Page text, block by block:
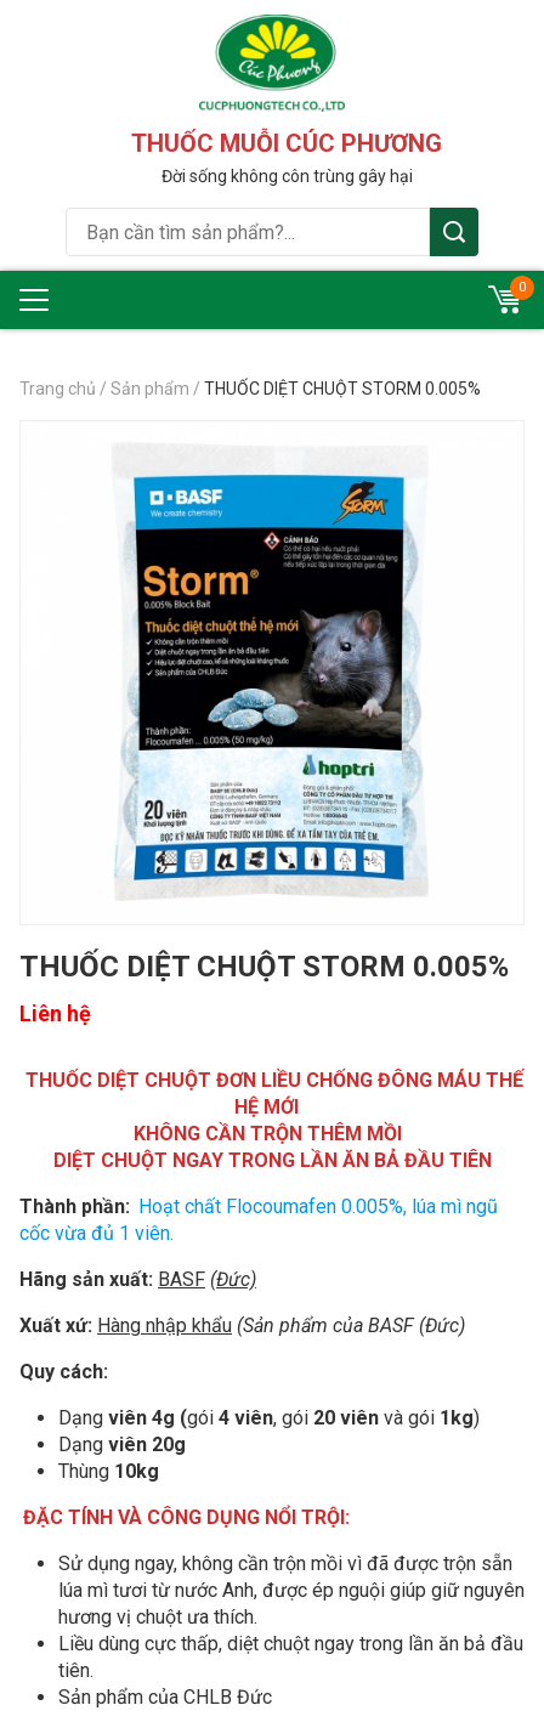
THUỐC MUỖI CÚC PHƯƠNG
Đời sống không côn trùng gây hại
0
Trang chủ / Sản phẩm / THUỐC DIỆT CHUỘT STORM 0.005%
THUỐC DIỆT CHUỘT STORM 0.005%
Liên hệ
THUỐC DIỆT CHUỘT ĐƠN LIỀU CHỐNG ĐÔNG MÁU THẾ
HỆ MỚI
KHÔNG CẦN TRỘN THÊM MỒI
DIỆT CHUỘT NGAY TRONG LẦN ĂN BẢ ĐẦU TIÊN
Thành phần: Hoạt chất Flocoumafen 0.005%, lúa mì ngũ
cốc vừa đủ 1 viên.
Hãng sản xuất: BASF (Đức)
Xuất xứ: Hàng nhập khẩu (Sản phẩm của BASF (Đức)
Quy cách:
Dạng viên 4g (gói 4 viên, gói 20 viên và gói 1kg)
Dạng viên 20g
Thùng 10kg
ĐẶC TÍNH VÀ CÔNG DỤNG NỔI TRỘI:
Sử dụng ngay, không cần trộn mồi vì đã được trộn sẵn
lúa mì tươi từ nước Anh, được ép nguội giúp giữ nguyên
hương vị chuột ưa thích.
Liều dùng cực thấp, diệt chuột ngay trong lần ăn bả đầu
tiên.
Sản phẩm của CHLB Đức